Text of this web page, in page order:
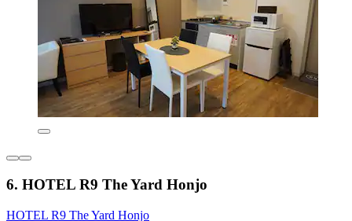
6. HOTEL R9 The Yard Honjo
HOTEL R9 The Yard Honjo